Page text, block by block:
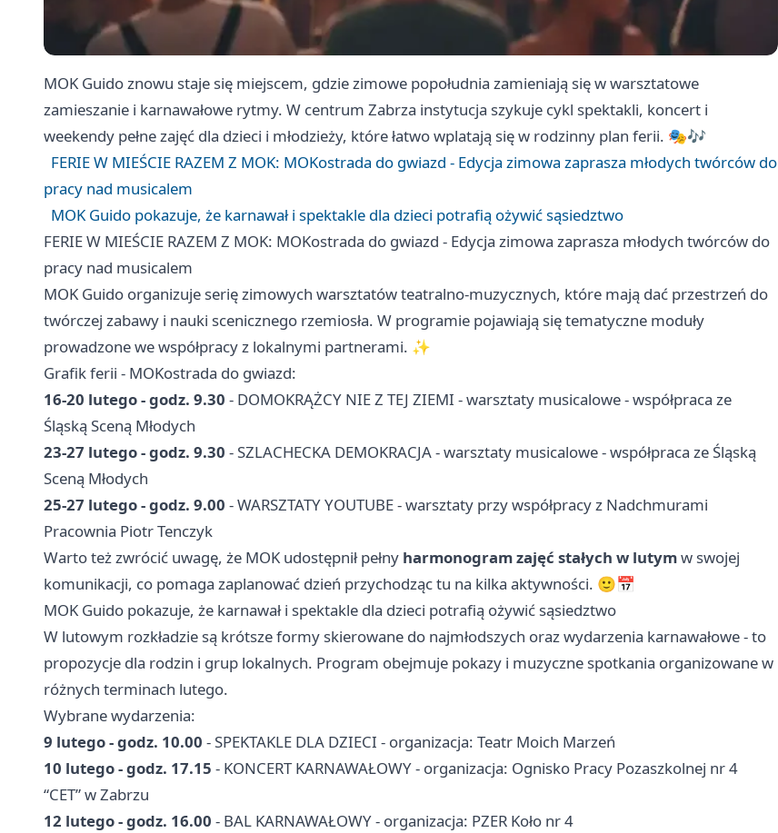
MOK Guido znowu staje się miejscem, gdzie zimowe popołudnia zamieniają się w warsztatowe
zamieszanie i karnawałowe rytmy. W centrum Zabrza instytucja szykuje cykl spektakli, koncert i
weekendy pełne zajęć dla dzieci i młodzieży, które łatwo wplatają się w rodzinny plan ferii. 🎭🎶
FERIE W MIEŚCIE RAZEM Z MOK: MOKostrada do gwiazd - Edycja zimowa zaprasza młodych twórców do
pracy nad musicalem
MOK Guido pokazuje, że karnawał i spektakle dla dzieci potrafią ożywić sąsiedztwo
FERIE W MIEŚCIE RAZEM Z MOK: MOKostrada do gwiazd - Edycja zimowa zaprasza młodych twórców do
pracy nad musicalem
MOK Guido organizuje serię zimowych warsztatów teatralno-muzycznych, które mają dać przestrzeń do
twórczej zabawy i nauki scenicznego rzemiosła. W programie pojawiają się tematyczne moduły
prowadzone we współpracy z lokalnymi partnerami. ✨
Grafik ferii - MOKostrada do gwiazd:
16-20 lutego - godz. 9.30 - DOMOKRĄŻCY NIE Z TEJ ZIEMI - warsztaty musicalowe - współpraca ze
Śląską Sceną Młodych
23-27 lutego - godz. 9.30 - SZLACHECKA DEMOKRACJA - warsztaty musicalowe - współpraca ze Śląską
Sceną Młodych
25-27 lutego - godz. 9.00 - WARSZTATY YOUTUBE - warsztaty przy współpracy z Nadchmurami
Pracownia Piotr Tenczyk
Warto też zwrócić uwagę, że MOK udostępnił pełny harmonogram zajęć stałych w lutymw swojej
komunikacji, co pomaga zaplanować dzień przychodząc tu na kilka aktywności. 🙂📅
MOK Guido pokazuje, że karnawał i spektakle dla dzieci potrafią ożywić sąsiedztwo
W lutowym rozkładzie są krótsze formy skierowane do najmłodszych oraz wydarzenia karnawałowe - to
propozycje dla rodzin i grup lokalnych. Program obejmuje pokazy i muzyczne spotkania organizowane w
różnych terminach lutego.
Wybrane wydarzenia:
9 lutego - godz. 10.00 - SPEKTAKLE DLA DZIECI - organizacja: Teatr Moich Marzeń
10 lutego - godz. 17.15 - KONCERT KARNAWAŁOWY - organizacja: Ognisko Pracy Pozaszkolnej nr 4
“CET” w Zabrzu
12 lutego - godz. 16.00 - BAL KARNAWAŁOWY - organizacja: PZER Koło nr 4